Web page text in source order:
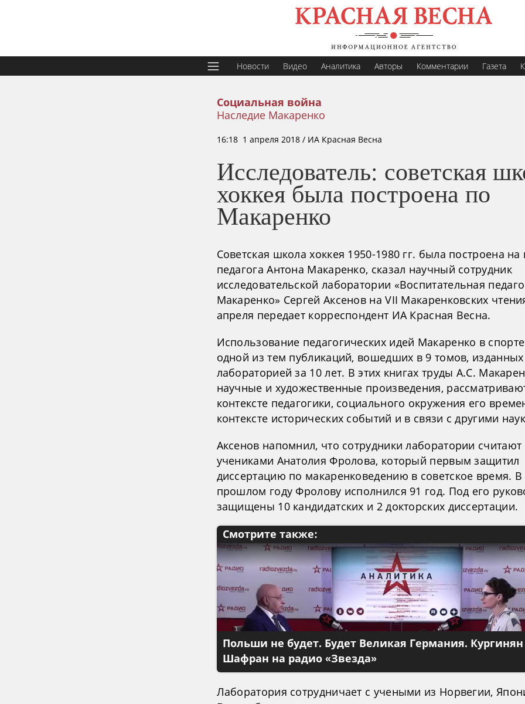
Новости Видео Аналитика Авторы Комментарии Газета
Социальная война
Наследие Макаренко
16:18 1 апреля 2018 / ИА Красная Весна
Исследователь: советская
хоккея была построена по
Макаренко
Советская школа хоккея 1950-1980 гг. была построена на
педагога Антона Макаренко, сказал научный сотрудник
исследовательской лаборатории «Воспитательная
Макаренко» Сергей Аксенов на VII Макаренковских
апреля передает корреспондент ИА Красная Весна.
Использование педагогических идей Макаренко в
одной из тем публикаций, вошедших в 9 томов, изданных
лабораторией за 10 лет. В этих книгах труды А.С.
научные и художественные произведения,
контексте педагогики, социального окружения его
контексте исторических событий и в связи с другими
Аксенов напомнил, что сотрудники лаборатории считают
учениками Анатолия Фролова, который первым защитил
диссертацию по макаренковедению в советское время. В
прошлом году Фролову исполнился 91 год. Под его
защищены 10 кандидатских и 2 докторских диссертации.
Смотрите также:
Польши не будет. Будет Великая Германия.
Шафран на радио «Звезда»
Лаборатория сотрудничает с учеными из Норвегии,